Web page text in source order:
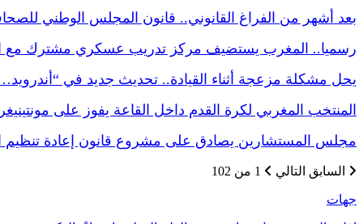
بعد أشهر من الفراغ القانوني.. قانون المجلس الوطني
رسميا.. المغرب يستضيف مركز تدريب عسكري مشترك
يحل مشكلة مزعجة أثناء القيادة.. تحديث جديد في
المنتخب المغربي لكرة القدم داخل القاعة يفوز على
مجلس المستشارين يصادق على مشروع قانون إعادة
السابق التالي 1 من 102
جهات